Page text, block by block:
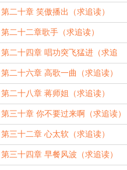
第二十章 笑傲播出（求追读）
第二十二章歌手（求追读）
第二十四章 唱功突飞猛进（求追
读）
第二十六章 高歌一曲（求追读）
第二十八章 蒋师姐（求追读）
第三十章 你不要过来啊（求追读）
第三十二章 心太软（求追读）
第三十四章 早餐风波（求追读）